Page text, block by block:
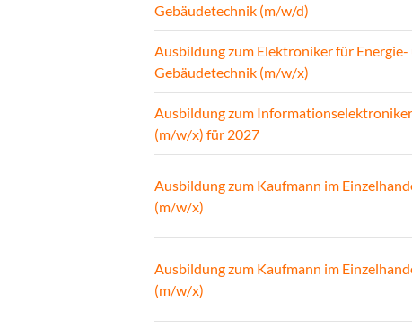
Gebäudetechnik (m/w/d)
Ausbildung zum Elektroniker für Energie-
Gebäudetechnik (m/w/x)
Ausbildung zum Informationselektroniker
(m/w/x) für 2027
Ausbildung zum Kaufmann im
(m/w/x)
Ausbildung zum Kaufmann im
(m/w/x)